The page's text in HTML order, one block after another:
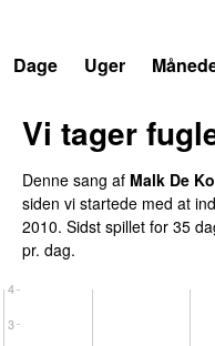
Dage
Uger
Vi tager
Denne sang af Malk De
siden vi startede med at
2010. Sidst spillet for 35
pr. dag.
3
4